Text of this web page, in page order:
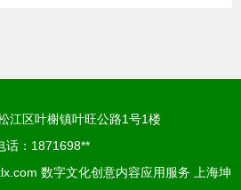
江区叶榭镇叶旺公路1号1楼
话：1871698**
数字文化创意内容应用服务 上海坤